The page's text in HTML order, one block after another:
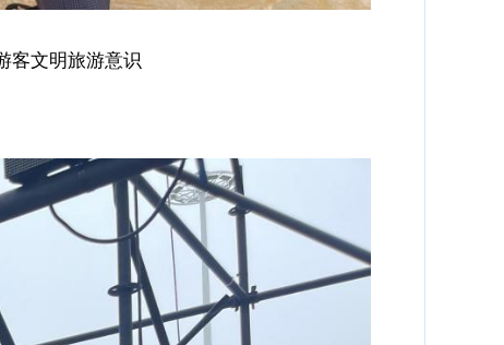
客文明旅游意识